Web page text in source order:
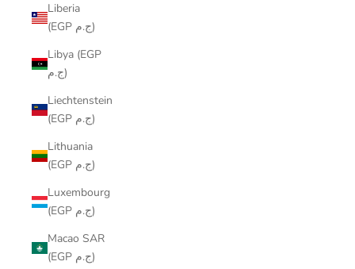
Liberia
(EGP ج.م)
Libya (EGP
ج.م)
Liechtenstein
(EGP ج.م)
Lithuania
(EGP ج.م)
Luxembourg
(EGP ج.م)
Macao SAR
(EGP ج.م)